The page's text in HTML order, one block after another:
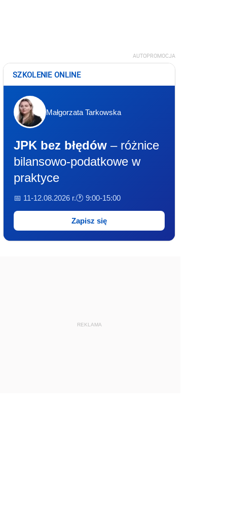
AUTOPROMOCJA
SZKOLENIE ONLINE
Małgorzata Tarkowska
JPK bez błędów – różnice
bilansowo-podatkowe w
praktyce
📅 11-12.08.2026 r.🕐 9:00-15:00
Zapisz się
REKLAMA